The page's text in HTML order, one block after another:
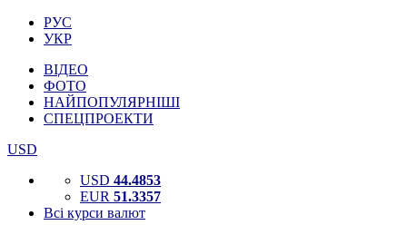
РУС
УКР
ВІДЕО
ФОТО
НАЙПОПУЛЯРНІШІ
СПЕЦПРОЕКТИ
USD
USD 44.4853
EUR 51.3357
Всі курси валют